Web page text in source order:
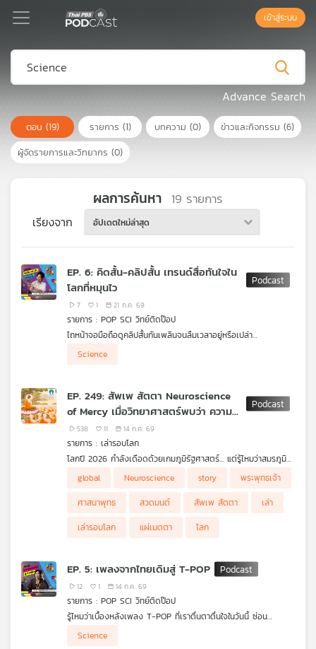
Podcast
เพล
ย์
ลิ
เพล
สต์
บทความ
เกี่ยว
กับ
เรา
เข้าสู่ระบบ
Advance Search
ตอน (19) รายการ (1) บทความ (0) ข่าวและกิจกรรม (6)
ผู้จัดรายการและวิทยากร (0)
ผลการค้นหา 19 รายการ
เรียงจาก อัปเดตใหม่ล่าสุด
EP. 6: คิดสั้น-คลิปสั้น เทรนด์สื่อทันใจใน
โลกที่หมุนไว
7 1 21 ก.ค. 69
รายการ : POP SCI วิทย์ติดป๊อป
ไถหน้าจอมือถือดูคลิปสั้นกันเพลินจนลืมเวลาอยู่หรือเปล่า
"คลิปสั้น" ที่ยึดครองโลกโซเชียลในปัจจุบัน เจาะลึกวิวัฒนาการตั้งแต่
ควรระวังในยุคสมาธิสั้นที่สื่อต้องเอาชนะความเบื่อให้ได้ใน 3 วินาทีแรก
Science
EP. 249: สัพเพ สัตตา Neuroscience
of Mercy เมื่อวิทยาศาสตร์พบว่า ความ
เมตตา คืออาวุธที่ทรงพลังที่สุด
538 11 14 ก.ค. 69
รายการ : เล่ารอบโลก
โลกปี 2026 กำลังเดือดด้วยเกมภูมิรัฐศาสตร์... แต่รู้ไหมว่าสมรภูมิที่
ระอุที่สุด อาจไม่ใช่ในสนามรบ แต่คือ "สมองและใจ" ของเราเอง ยุค
เปลี่ยนผ่านทางขั้วอำนาจ (Geopolitical Transition) กำลังป้อน
ความกลัว ความระแวง และความเกลียดชังให้เราผ่านหน้าจอในทุก ๆ
วัน จนสมองส่วนควบคุมภัยพิบัติอย่าง Amygdala ทำงานหนักไม่เว้น
วัน ท่ามกลางวิกฤตที่มหาอำนาจใช้ภาษาของอาวุธและเม็ดเงินหักล้าง
.
เล่ารอบโลก EP. นี้จะพาคุณดิ่งลึกไปถอดรหัสภาษาบาลี ส่องห้อง
แล็บประสาทวิทยาศาสตร์ (Neuroscience) เพื่อพิสูจน์ว่า "สัพเพ สัต
ตา" ไม่ใช่แค่บทสวดโลกสวย แต่คือคาถาดับความกลัวและเกราะ
ป้องกันใจขั้นสูงในระเบียบโลกใหม่ที่กำลังบ้าคลั่ง
global Neuroscience story
พระพุทธเจ้า
ศาสนาพุทธ
สวดมนต์ สัพเพ สัตตา
เล่า
เล่ารอบโลก
แผ่เมตตา โลก
EP. 5: เพลงจากไทยเดิมสู่ T-POP
12 1 14 ก.ค. 69
รายการ : POP SCI วิทย์ติดป๊อป
รู้ไหมว่าเบื้องหลังเพลง T-POP ที่เราตื่นตาตื่นใจในวันนี้ ซ่อน
ทางของเสียงดนตรีใน #POPSCIวิทย์ติดป๊อป เจาะลึกวิวัฒนาการ
Science